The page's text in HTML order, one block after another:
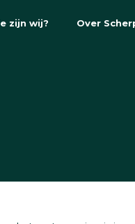
zijn wij? Over